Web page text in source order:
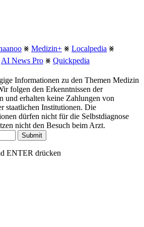
⨳ Medizin+ ⨳ Localpedia ⨳
AI News Pro ⨳ Quickpedia
Informationen zu den Themen Medizin
folgen den Erkenntnissen der
und erhalten keine Zahlungen von
staatlichen Institutionen. Die
dürfen nicht für die Selbstdiagnose
nicht den Besuch beim Arzt.
Submit
ENTER drücken